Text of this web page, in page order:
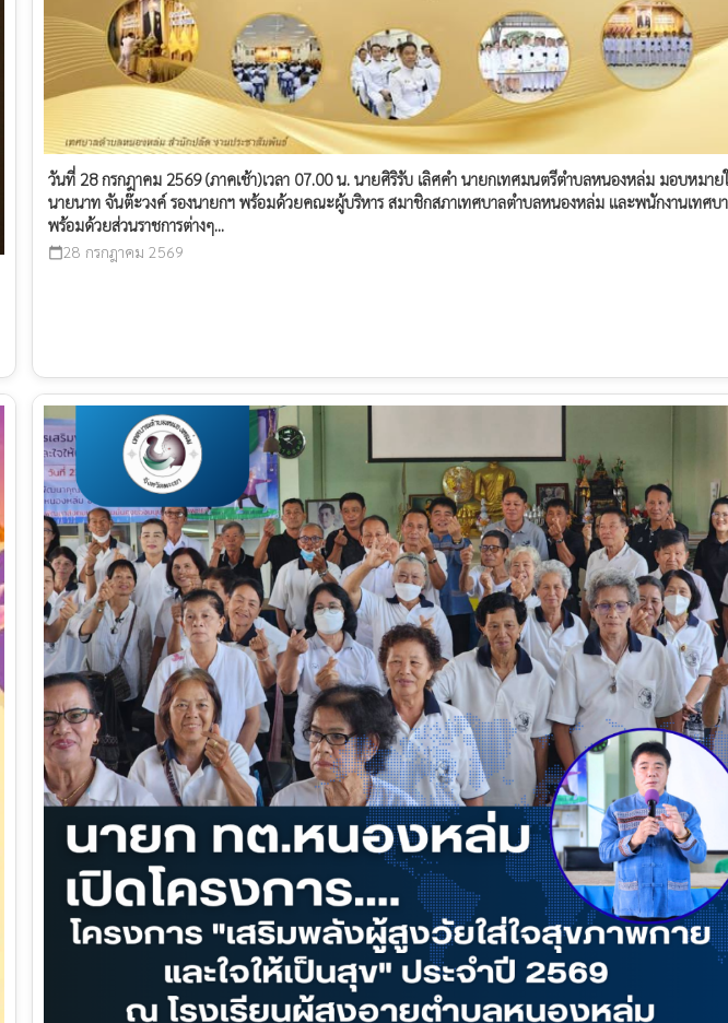
วันที่ 28 กรกฎาคม 2569 (ภาคเช้า)เวลา 07.00 น. นายศิริรับ เลิศคำ นายกเทศมนตรีตำบลหนองหล่ม มอบหมาย
นายนาท จันต๊ะวงค์ รองนายกฯ พร้อมด้วยคณะผู้บริหาร สมาชิกสภาเทศบาลตำบลหนองหล่ม และพนักงานเทศบ
พร้อมด้วยส่วนราชการต่างๆ...
calendar_today28 กรกฎาคม 2569